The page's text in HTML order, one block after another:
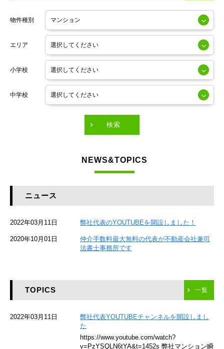
川崎市高津区
小田急線
東京メトロ半蔵門線
東京メトロ副都心線
東京メトロ有楽町線
JR総武本線
京成本線
東海道新幹線
物件種別
エリア
小学校
中学校
検索
NEWS&TOPICS
ニュース
2022年03月11日 弊社代表のYOUTUBEを開設しました！
2020年10月01日
仲介手数料最大無料の代表が不動産会社兼司
法書士事務所です
TOPICS 一覧
2022年03月11日
弊社代表YOUTUBEチャンネルを開設しまし
た
https://www.youtube.com/watch?
v=PzYSQLN6tYA&t=1452s 弊社マンション瞬